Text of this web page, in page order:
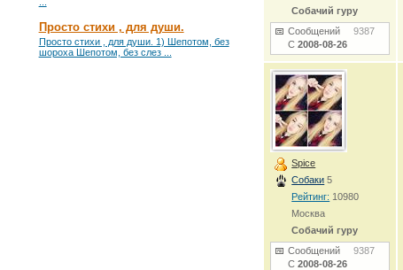
Просто стихи , для души.
Просто стихи , для души. 1) Шепотом, без
шороха Шепотом, без слез ...
Собачий гуру
Сообщений9387
С2008-08-26
Spice
Собаки 5
Рейтинг: 10980
Москва
Собачий гуру
Сообщений9387
С2008-08-26